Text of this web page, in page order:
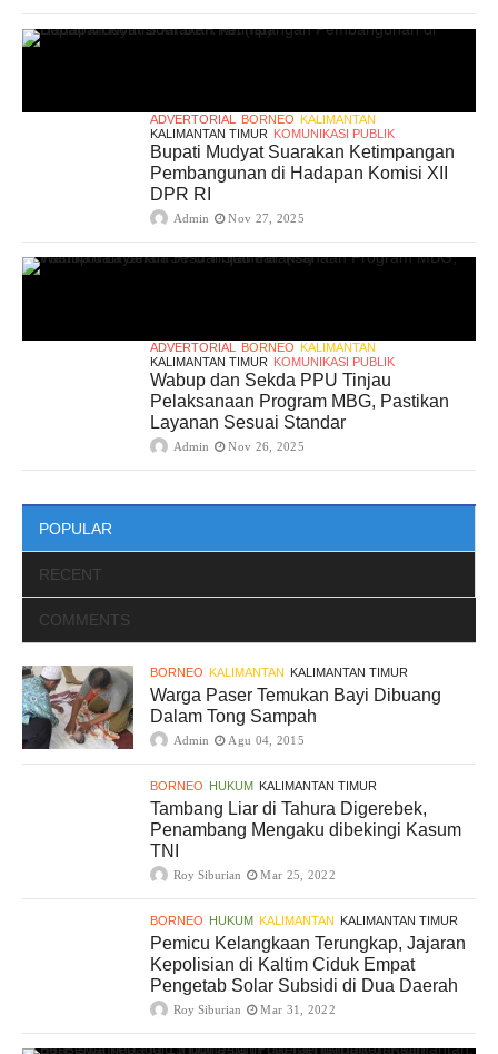
ADVERTORIAL BORNEO KALIMANTAN
KALIMANTAN TIMUR KOMUNIKASI PUBLIK
Bupati Mudyat Suarakan Ketimpangan
Pembangunan di Hadapan Komisi XII
DPR RI
Admin Nov 27, 2025
ADVERTORIAL BORNEO KALIMANTAN
KALIMANTAN TIMUR KOMUNIKASI PUBLIK
Wabup dan Sekda PPU Tinjau
Pelaksanaan Program MBG, Pastikan
Layanan Sesuai Standar
Admin Nov 26, 2025
POPULAR
RECENT
COMMENTS
BORNEO KALIMANTAN KALIMANTAN TIMUR
Warga Paser Temukan Bayi Dibuang
Dalam Tong Sampah
Admin Agu 04, 2015
BORNEO HUKUM KALIMANTAN TIMUR
Tambang Liar di Tahura Digerebek,
Penambang Mengaku dibekingi Kasum
TNI
Roy Siburian Mar 25, 2022
BORNEO HUKUM KALIMANTAN KALIMANTAN TIMUR
Pemicu Kelangkaan Terungkap, Jajaran
Kepolisian di Kaltim Ciduk Empat
Pengetab Solar Subsidi di Dua Daerah
Roy Siburian Mar 31, 2022